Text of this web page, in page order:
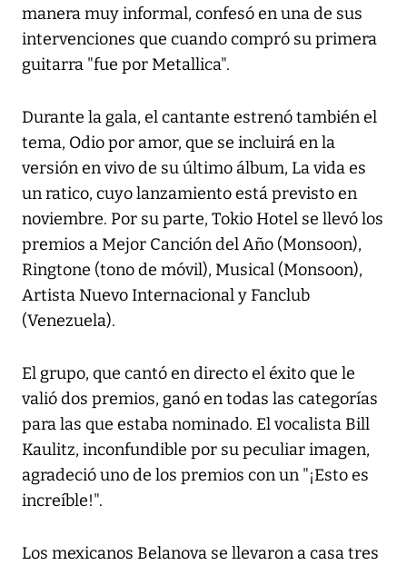
manera muy informal, confesó en una de sus
intervenciones que cuando compró su primera
guitarra "fue por Metallica".
Durante la gala, el cantante estrenó también el
tema, Odio por amor, que se incluirá en la
versión en vivo de su último álbum, La vida es
un ratico, cuyo lanzamiento está previsto en
noviembre. Por su parte, Tokio Hotel se llevó los
premios a Mejor Canción del Año (Monsoon),
Ringtone (tono de móvil), Musical (Monsoon),
Artista Nuevo Internacional y Fanclub
(Venezuela).
El grupo, que cantó en directo el éxito que le
valió dos premios, ganó en todas las categorías
para las que estaba nominado. El vocalista Bill
Kaulitz, inconfundible por su peculiar imagen,
agradeció uno de los premios con un "¡Esto es
increíble!".
Los mexicanos Belanova se llevaron a casa tres